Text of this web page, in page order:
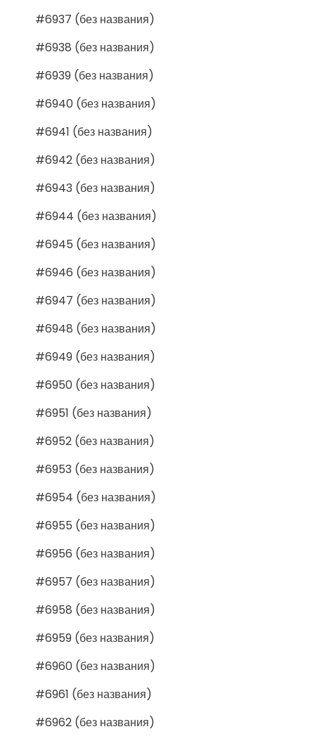
#6937 (без названия)
#6938 (без названия)
#6939 (без названия)
#6940 (без названия)
#6941 (без названия)
#6942 (без названия)
#6943 (без названия)
#6944 (без названия)
#6945 (без названия)
#6946 (без названия)
#6947 (без названия)
#6948 (без названия)
#6949 (без названия)
#6950 (без названия)
#6951 (без названия)
#6952 (без названия)
#6953 (без названия)
#6954 (без названия)
#6955 (без названия)
#6956 (без названия)
#6957 (без названия)
#6958 (без названия)
#6959 (без названия)
#6960 (без названия)
#6961 (без названия)
#6962 (без названия)